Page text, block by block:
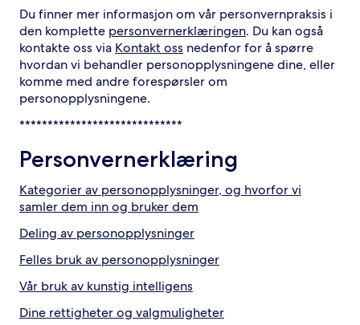
Du finner mer informasjon om vår personvernpraksis i
den komplette personvernerklæringen. Du kan også
kontakte oss via Kontakt oss nedenfor for å spørre
hvordan vi behandler personopplysningene dine, eller
komme med andre forespørsler om
personopplysningene.
*****************************
Personvernerklæring
Kategorier av personopplysninger, og hvorfor vi
samler dem inn og bruker dem
Deling av personopplysninger
Felles bruk av personopplysninger
Vår bruk av kunstig intelligens
Dine rettigheter og valgmuligheter